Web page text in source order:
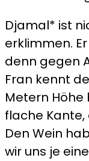
Djamal* ist
erklimmen.
denn gegen
Fran kennt
Metern
flache Kante,
Den Wein
wir uns je